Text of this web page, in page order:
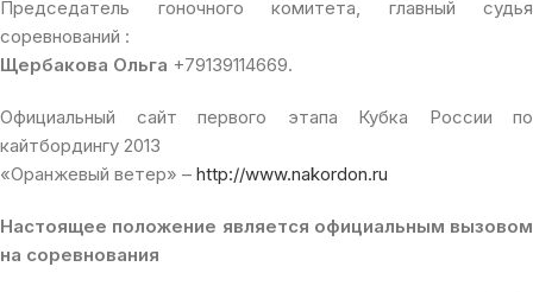
Председатель гоночного комитета, главный судья
соревнований :
Щербакова Ольга +79139114669.
Официальный сайт первого этапа Кубка России по
кайтбордингу 2013
«Оранжевый ветер» – http://www.nakordon.ru
Настоящее положение является официальным вызовом
на соревнования